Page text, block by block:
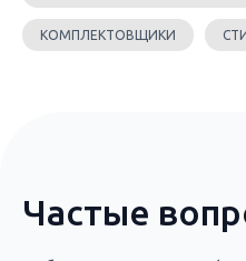
КОМПЛЕКТОВЩИКИ
Частые